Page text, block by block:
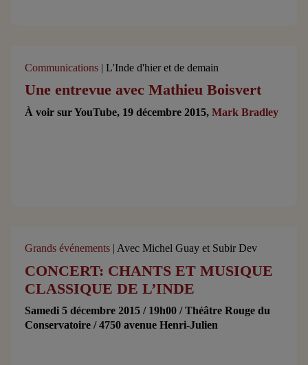
Communications | L'Inde d'hier et de demain
Une entrevue avec Mathieu Boisvert
À voir sur YouTube, 19 décembre 2015,Mark Bradley
Grands événements | Avec Michel Guay et Subir Dev
CONCERT: CHANTS ET MUSIQUE
CLASSIQUE DE L’INDE
Samedi 5 décembre 2015 / 19h00 / Théâtre Rouge du
Conservatoire / 4750 avenue Henri-Julien